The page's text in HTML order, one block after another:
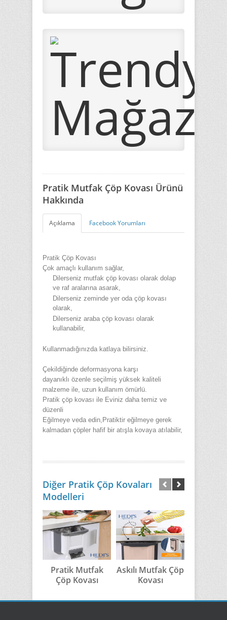
Pratik Mutfak Çöp Kovası Ürünü
Hakkında
Açıklama Facebook Yorumları
Pratik Çöp Kovası
Çok amaçlı kullanım sağlar,
Dilerseniz mutfak çöp kovası olarak dolap
ve raf aralarına asarak,
Dilerseniz zeminde yer oda çöp kovası
olarak,
Dilerseniz araba çöp kovası olarak
kullanabilir,
Kullanmadığınızda katlaya bilirsiniz.
Çekildiğinde deformasyona karşı
dayanıklı özenle seçilmiş yüksek kaliteli
malzeme ile, uzun kullanım ömürlü.
Pratik çöp kovası ile Eviniz daha temiz ve
düzenli
Eğilmeye veda edin,Pratiktir eğilmeye gerek
kalmadan çöpler hafif bir atışla kovaya atılabilir,
Diğer Pratik Çöp Kovaları
Modelleri
Pratik Mutfak
Çöp Kovası
Askılı Mutfak Çöp
Kovası
Hazneli